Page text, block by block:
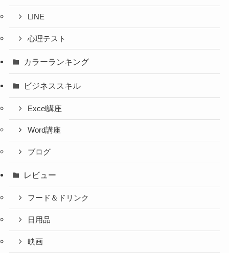
LINE
心理テスト
カラーランキング
ビジネススキル
Excel講座
Word講座
ブログ
レビュー
フード＆ドリンク
日用品
映画